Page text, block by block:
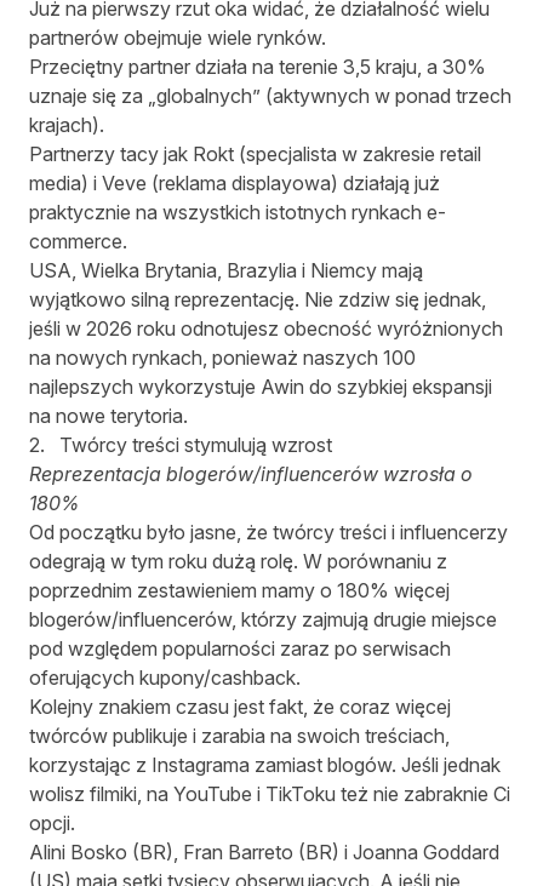
Już na pierwszy rzut oka widać, że działalność wielu
partnerów obejmuje wiele rynków.
Przeciętny partner działa na terenie 3,5 kraju, a 30%
uznaje się za „globalnych” (aktywnych w ponad trzech
krajach).
Partnerzy tacy jak Rokt (specjalista w zakresie retail
media) i Veve (reklama displayowa) działają już
praktycznie na wszystkich istotnych rynkach e-
commerce.
USA, Wielka Brytania, Brazylia i Niemcy mają
wyjątkowo silną reprezentację. Nie zdziw się jednak,
jeśli w 2026 roku odnotujesz obecność wyróżnionych
na nowych rynkach, ponieważ naszych 100
najlepszych wykorzystuje Awin do szybkiej ekspansji
na nowe terytoria.
2. Twórcy treści stymulują wzrost
Reprezentacja blogerów/influencerów wzrosła o
180%
Od początku było jasne, że twórcy treści i influencerzy
odegrają w tym roku dużą rolę. W porównaniu z
poprzednim zestawieniem mamy o 180% więcej
blogerów/influencerów, którzy zajmują drugie miejsce
pod względem popularności zaraz po serwisach
oferujących kupony/cashback.
Kolejny znakiem czasu jest fakt, że coraz więcej
twórców publikuje i zarabia na swoich treściach,
korzystając z Instagrama zamiast blogów. Jeśli jednak
wolisz filmiki, na YouTube i TikToku też nie zabraknie Ci
opcji.
Alini Bosko (BR), Fran Barreto (BR) i Joanna Goddard
(US) mają setki tysięcy obserwujących. A jeśli nie